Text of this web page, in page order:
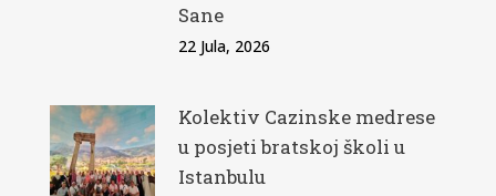
Sane
22 Jula, 2026
Kolektiv Cazinske medrese
u posjeti bratskoj školi u
Istanbulu